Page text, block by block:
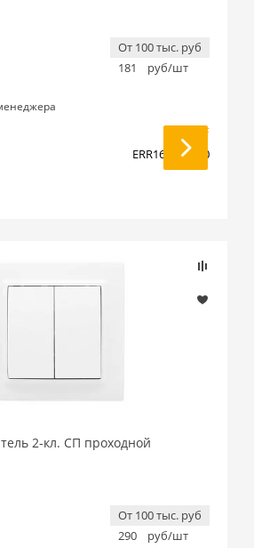
От 100 тыс. руб
181
руб/шт
EKF
ERR16-028-100
2-кл. СП проходной
От 100 тыс. руб
290
руб/шт